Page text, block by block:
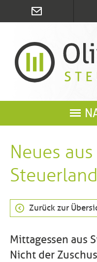
Neues
Zurück zur
Mittagessen aus
Nicht der